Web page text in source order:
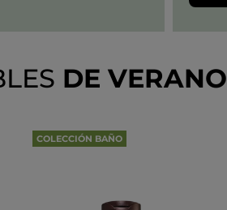
DE VERANO
COLECCIÓN BAÑO